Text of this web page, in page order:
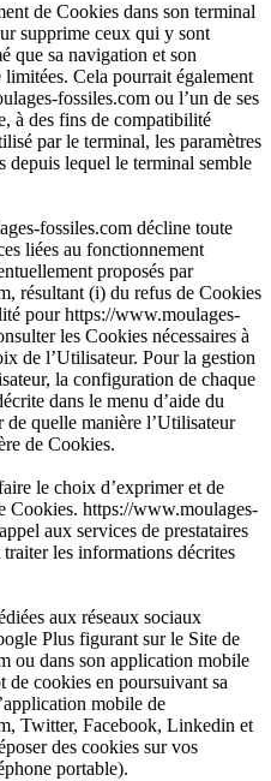
de Cookies dans son terminal
supprime ceux qui y sont
que sa navigation et son
Cela pourrait également
fossiles.com ou l’un de ses
à des fins de compatibilité
par le terminal, les paramètres
depuis lequel le terminal semble
fossiles.com décline toute
liées au fonctionnement
proposés par
résultant (i) du refus de Cookies
pour https://www.moulages-
les Cookies nécessaires à
de l’Utilisateur. Pour la gestion
la configuration de chaque
dans le menu d’aide du
quelle manière l’Utilisateur
de Cookies.
le choix d’exprimer et de
Cookies. https://www.moulages-
aux services de prestataires
les informations décrites
aux réseaux sociaux
Plus figurant sur le Site de
ou dans son application mobile
de cookies en poursuivant sa
mobile de
Twitter, Facebook, Linkedin et
des cookies sur vos
portable).